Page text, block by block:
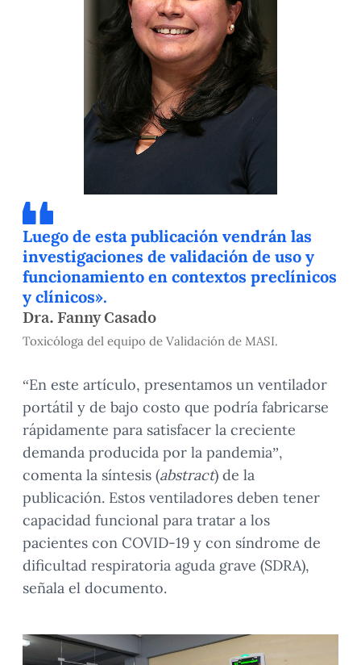
Luego de esta publicación vendrán las
investigaciones de validación de uso y
funcionamiento en contextos preclínicos
y clínicos».
Dra. Fanny Casado
Toxicóloga del equipo de Validación de MASI.
“En este artículo, presentamos un ventilador
portátil y de bajo costo que podría fabricarse
rápidamente para satisfacer la creciente
demanda producida por la pandemia”,
comenta la síntesis (abstract) de la
publicación. Estos ventiladores deben tener
capacidad funcional para tratar a los
pacientes con COVID-19 y con síndrome de
dificultad respiratoria aguda grave (SDRA),
señala el documento.